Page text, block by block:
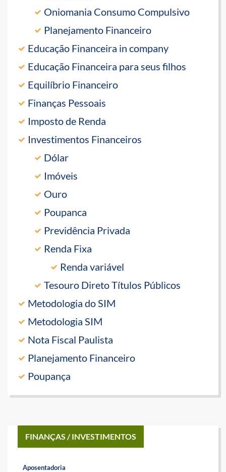
Oniomania Consumo Compulsivo
Planejamento Financeiro
Educação Financeira in company
Educação Financeira para seus filhos
Equilíbrio Financeiro
Finanças Pessoais
Imposto de Renda
Investimentos Financeiros
Dólar
Imóveis
Ouro
Poupanca
Previdência Privada
Renda Fixa
Renda variável
Tesouro Direto Títulos Públicos
Metodologia do SIM
Metodologia SIM
Nota Fiscal Paulista
Planejamento Financeiro
Poupança
FINANÇAS / INVESTIMENTOS
Aposentadoria